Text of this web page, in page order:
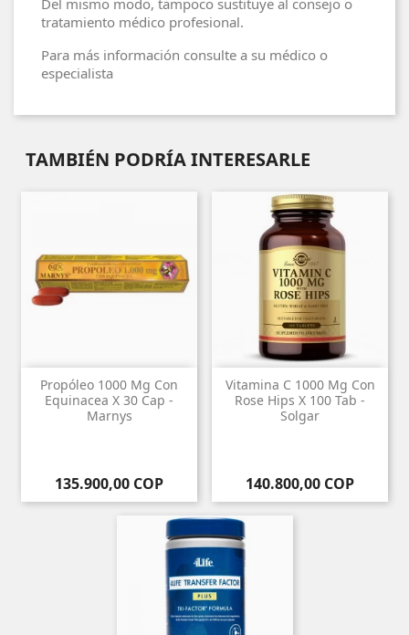
Del mismo modo, tampoco sustituye al consejo o
tratamiento médico profesional.
Para más información consulte a su médico o
especialista
TAMBIÉN PODRÍA INTERESARLE
Propóleo 1000 Mg Con
Equinacea X 30 Cap -
Marnys
Precio
135.900,00 COP
Vitamina C 1000 Mg Con
Rose Hips X 100 Tab -
Solgar
Precio
140.800,00 COP